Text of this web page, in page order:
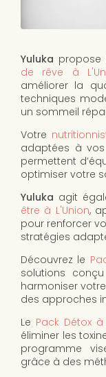
Yuluka propose
de rêve à
améliorer la
techniques
un sommeil
Votre
adaptées à vos
permettent
optimiser votre
Yuluka agit
être à L'Union,
pour renforcer
stratégies
Découvrez le
solutions
harmoniser
des approches
Le Pack Détox à
éliminer les
programme
grâce à des